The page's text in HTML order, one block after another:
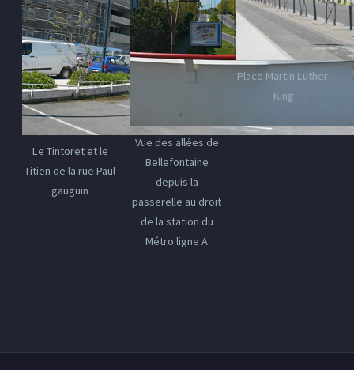
Le Tintoret et le
Titien de la rue Paul
gauguin
Vue des allées de
Bellefontaine
depuis la
passerelle au droit
de la station du
Métro ligne A
Place Martin Luther-
King